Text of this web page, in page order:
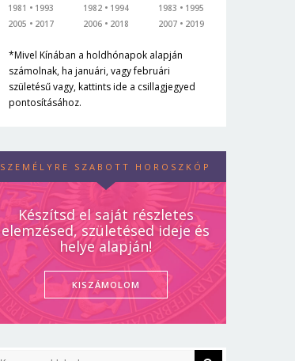
1981
1993
2005
2017
1982
1994
2006
2018
1983
1995
2007
2019
*Mivel Kínában a holdhónapok alapján
számolnak, ha januári, vagy februári
születésű vagy, kattints ide a csillagjegyed
pontosításához.
SZEMÉLYRE SZABOTT HOROSZKÓP
Készítsd el saját részletes
elemzésed, születésed ideje és
helye alapján!
KISZÁMOLOM